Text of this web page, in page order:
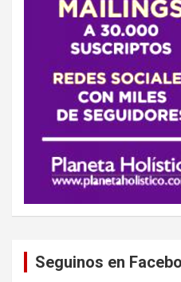
Seguinos en